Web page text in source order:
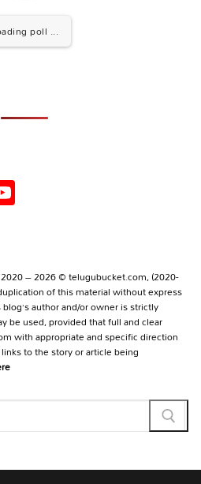
poll ...
– 2026 © telugubucket.com, (2020-
of this material without express
author and/or owner is strictly
be used, provided that full and clear
with appropriate and specific direction
to the story or article being